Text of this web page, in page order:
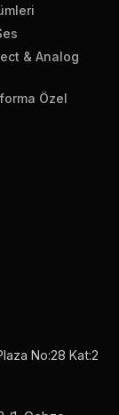
& Analog
Özel
No:28 Kat:2